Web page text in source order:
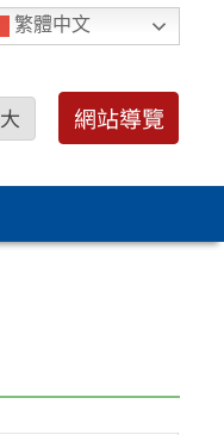
繁體中文
大 網站導覽